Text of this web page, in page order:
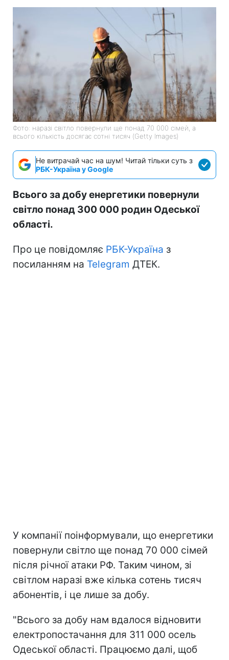
Фото: наразі світло повернули ще понад 70 000 сімей, а
всього кількість досягає сотні тисяч (Getty Images)
Не витрачай час на шум! Читай тільки суть з
РБК-Україна у Google
Всього за добу енергетики повернули
світло понад 300 000 родин Одеської
області.
Про це повідомляє РБК-Україна з
посиланням на Telegram ДТЕК.
У компанії поінформували, що енергетики
повернули світло ще понад 70 000 сімей
після річної атаки РФ. Таким чином, зі
світлом наразі вже кілька сотень тисяч
абонентів, і це лише за добу.
"Всього за добу нам вдалося відновити
електропостачання для 311 000 осель
Одеської області. Працюємо далі, щоб